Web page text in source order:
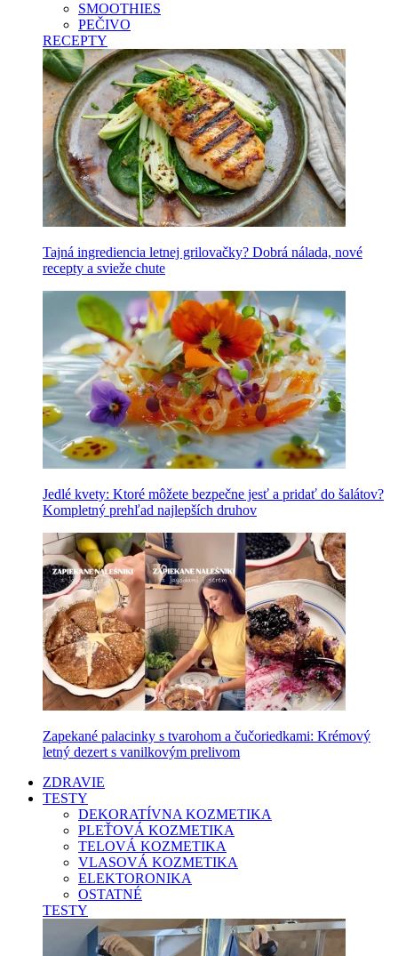
SMOOTHIES
PEČIVO
RECEPTY
Tajná ingrediencia letnej grilovačky? Dobrá nálada, nové
recepty a svieže chute
Jedlé kvety: Ktoré môžete bezpečne jesť a pridať do šalátov?
Kompletný prehľad najlepších druhov
Zapekané palacinky s tvarohom a čučoriedkami: Krémový
letný dezert s vanilkovým prelivom
ZDRAVIE
TESTY
DEKORATÍVNA KOZMETIKA
PLEŤOVÁ KOZMETIKA
TELOVÁ KOZMETIKA
VLASOVÁ KOZMETIKA
ELEKTORONIKA
OSTATNÉ
TESTY